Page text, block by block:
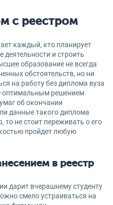
с реестром
каждый, кто планирует
и строить
образование не всегда
обстоятельств, но ни
на работу без диплома вуза
оптимальным решением
об окончании
данные такого диплома
то не стоит переживать о его
пройдет любую
в реестр
дарит вчерашнему студенту
смело устраиваться на